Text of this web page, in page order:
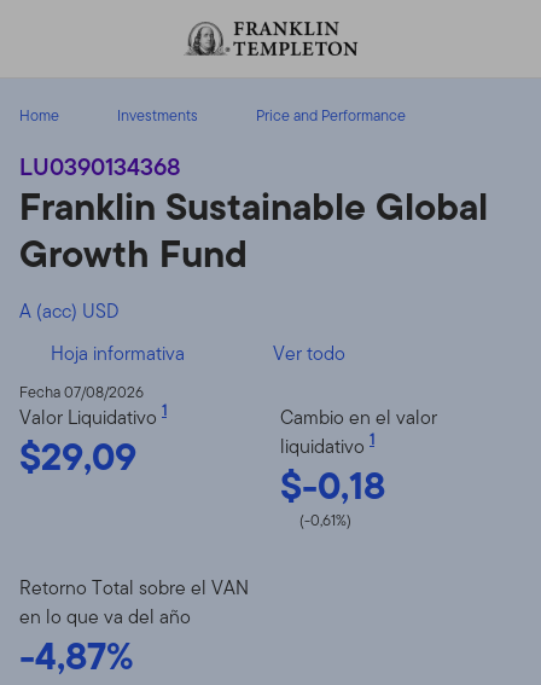
Home Investments Price and Performance
LU0390134368
Franklin Sustainable Global
Growth Fund
A (acc) USD
Hoja informativa
Ver todo
Fecha 07/08/2026
Valor Liquidativo 1
$29,09
Cambio en el valor
liquidativo 1
$-0,18
(-0,61%)
Retorno Total sobre el VAN
en lo que va del año
-4,87%